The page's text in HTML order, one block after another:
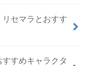
セマラとおすす
すめキャラクタ